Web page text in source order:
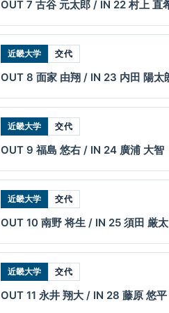
OUT 7 古谷 元太郎 / IN 22 村上 直
近畿大学 交代
OUT 8 面家 由翔 / IN 23 内田 陽太
近畿大学 交代
OUT 9 福島 悠右 / IN 24 廣浦 大智
近畿大学 交代
OUT 10 南野 将生 / IN 25 須田 厳太
近畿大学 交代
OUT 11 永井 翔大 / IN 28 藤原 悠平